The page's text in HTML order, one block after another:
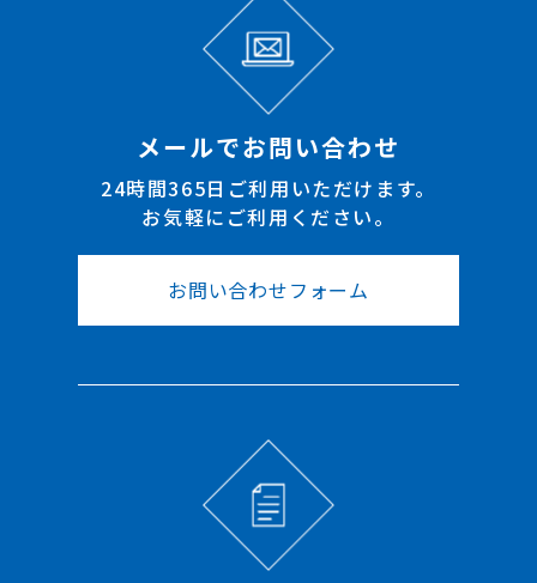
メールでお問い合わせ
24時間365日ご利用いただけます。
お気軽にご利用ください。
お問い合わせフォーム